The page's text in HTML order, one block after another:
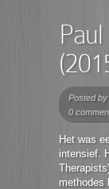
Posted by
0
Het was
intensief.
methodes